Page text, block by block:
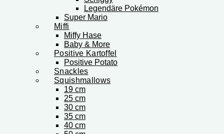
Legendäre Pokémon
Super Mario
Miffi
Miffy Hase
Baby & More
Positive Kartoffel
Positive Potato
Snackles
Squishmallows
19 cm
25 cm
30 cm
35 cm
40 cm